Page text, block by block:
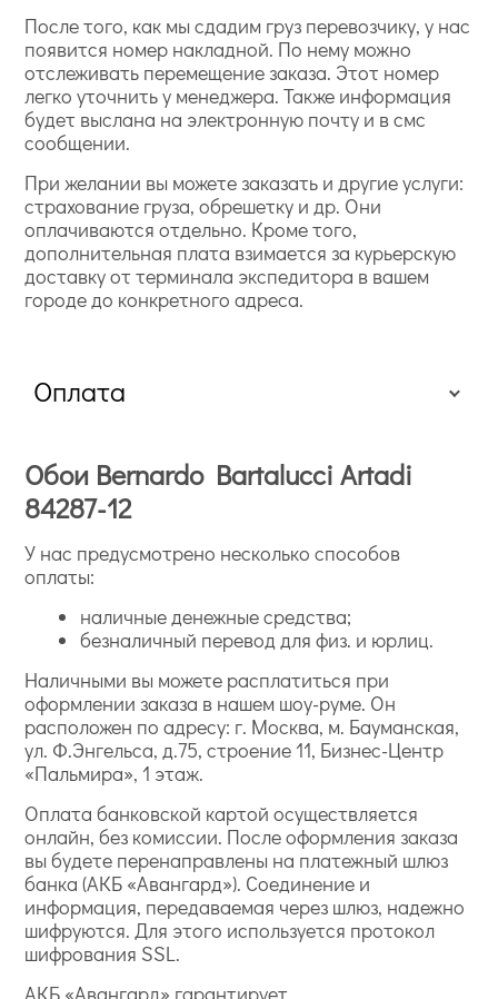
После того, как мы сдадим груз перевозчику, у нас
появится номер накладной. По нему можно
отслеживать перемещение заказа. Этот номер
легко уточнить у менеджера. Также информация
будет выслана на электронную почту и в смс
сообщении.
При желании вы можете заказать и другие услуги:
страхование груза, обрешетку и др. Они
оплачиваются отдельно. Кроме того,
дополнительная плата взимается за курьерскую
доставку от терминала экспедитора в вашем
городе до конкретного адреса.
Оплата
Обои Bernardo Bartalucci Artadi
84287-12
У нас предусмотрено несколько способов
оплаты:
наличные денежные средства;
безналичный перевод для физ. и юрлиц.
Наличными вы можете расплатиться при
оформлении заказа в нашем шоу-руме. Он
расположен по адресу: г. Москва, м. Бауманская,
ул. Ф.Энгельса, д.75, строение 11, Бизнес-Центр
«Пальмира», 1 этаж.
Оплата банковской картой осуществляется
онлайн, без комиссии. После оформления заказа
вы будете перенаправлены на платежный шлюз
банка (АКБ «Авангард»). Соединение и
информация, передаваемая через шлюз, надежно
шифруются. Для этого используется протокол
шифрования SSL.
АКБ «Авангард» гарантирует